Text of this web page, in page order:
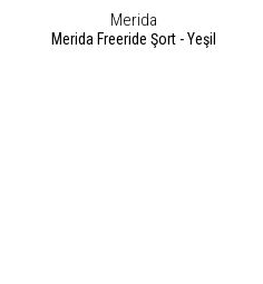
Merida
Merida Freeride Şort - Yeşil